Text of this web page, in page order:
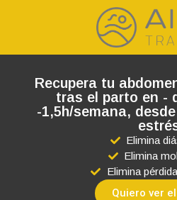
Recupera tu
tras el parto en -
-1,5h/semana,
Elimina
Elimina
Elimina
Quiero ver